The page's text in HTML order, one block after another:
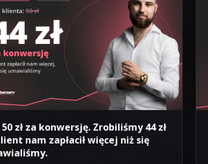
50 zł za konwersję. Zrobiliśmy 44 zł
nam zapłacił więcej niż się